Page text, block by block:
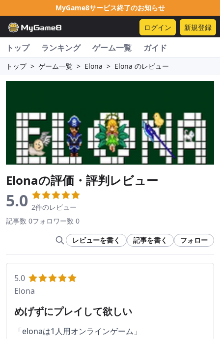
MyGame8サービス終了のお知らせ
ログイン 新規登録
トップ ランキング ゲーム一覧 ガイド
トップ > ゲーム一覧 > Elona > Elona のレビュー
Elonaの評価・評判レビュー
5.0 2件のレビュー
記事数 0フォロワー数 0
レビューを書く 記事を書く フォロー
5.0
Elona
めげずにプレイして欲しい
「elonaは1人用オンラインゲーム」